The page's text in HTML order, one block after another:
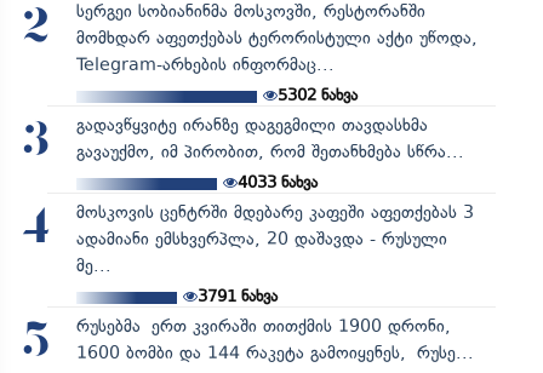
2
სერგეი სობიანინმა მოსკოვში, რესტორანში
მომხდარ აფეთქებას ტერორისტული აქტი უწოდა,
Telegram-არხების ინფორმაც...
5302ნახვა
3
გადავწყვიტე ირანზე დაგეგმილი თავდასხმა
გავაუქმო, იმ პირობით, რომ შეთანხმება სწრა...
4033ნახვა
4
მოსკოვის ცენტრში მდებარე კაფეში აფეთქებას 3
ადამიანი ემსხვერპლა, 20 დაშავდა - რუსული
მე...
3791ნახვა
5
რუსებმა ერთ კვირაში თითქმის 1900 დრონი,
1600 ბომბი და 144 რაკეტა გამოიყენეს, რუსე...